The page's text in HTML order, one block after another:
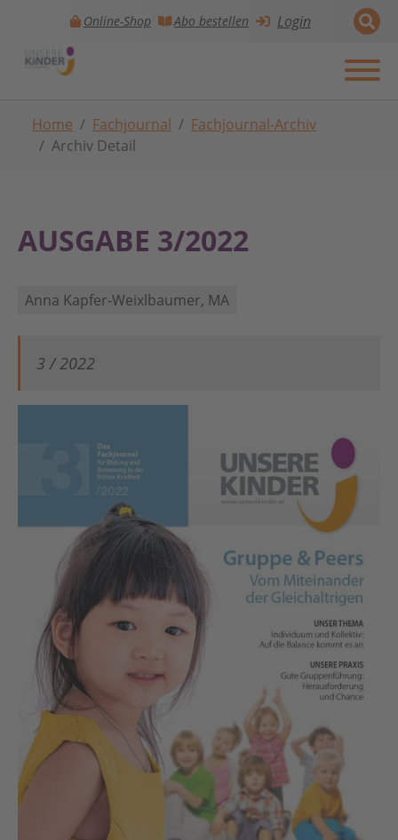
Skip to main navigation
Zum Hauptinhalt springen
Skip to page footer
Online-Shop Abo bestellen Login
Home Fachjournal
Fachjournal-Archiv
Archiv Detail
AUSGABE 3/2022
Anna Kapfer-Weixlbaumer, MA
3 / 2022